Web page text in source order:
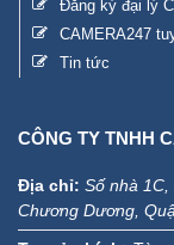
Địa chỉ:
Số nhà
Trụ sở chính: Tòa
Minh Khai, phường